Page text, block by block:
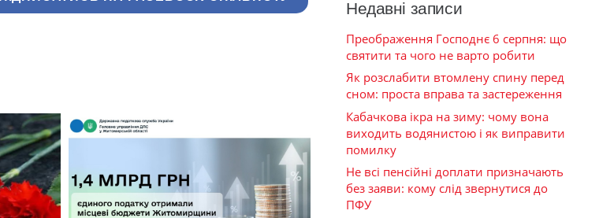
Недавні записи
Преображення Господнє 6 серпня: що
святити та чого не варто робити
Як розслабити втомлену спину перед
сном: проста вправа та застереження
Кабачкова ікра на зиму: чому вона
виходить водянистою і як виправити
помилку
Не всі пенсійні доплати призначають
без заяви: кому слід звернутися до
ПФУ